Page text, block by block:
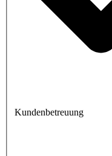
Kundenbetreuung